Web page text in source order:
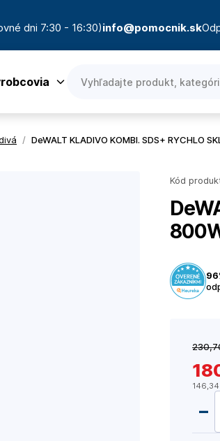
dni 7:30 - 16:30)info@pomocnik.sk
/ DeWALT KLADIVO KOMBI. SDS+ RYCHLO
Kód
230
146